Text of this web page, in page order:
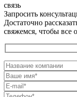
связь
Запросить
Достаточно
свяжемся, чтобы все